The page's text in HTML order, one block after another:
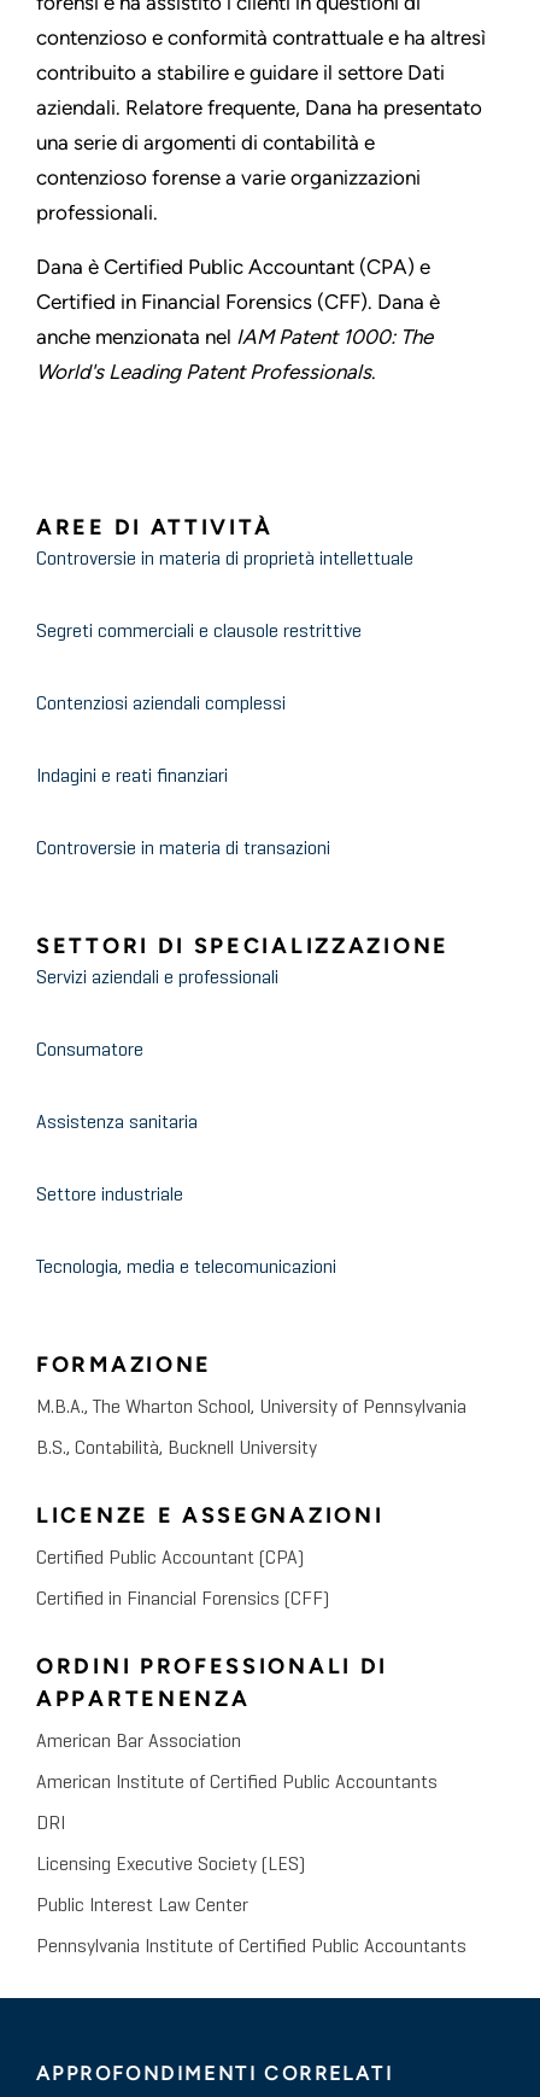
contenzioso e conformità contrattuale e ha altresì
contribuito a stabilire e guidare il settore Dati
aziendali. Relatore frequente, Dana ha presentato
una serie di argomenti di contabilità e
contenzioso forense a varie organizzazioni
professionali.
Dana è Certified Public Accountant (CPA) e
Certified in Financial Forensics (CFF). Dana è
anche menzionata nel IAM Patent 1000: The
World's Leading Patent Professionals.
AREE DI ATTIVITÀ
Controversie in materia di proprietà intellettuale
Segreti commerciali e clausole restrittive
Contenziosi aziendali complessi
Indagini e reati finanziari
Controversie in materia di transazioni
SETTORI DI SPECIALIZZAZIONE
Servizi aziendali e professionali
Consumatore
Assistenza sanitaria
Settore industriale
Tecnologia, media e telecomunicazioni
FORMAZIONE
M.B.A., The Wharton School, University of Pennsylvania
B.S., Contabilità, Bucknell University
LICENZE E ASSEGNAZIONI
Certified Public Accountant (CPA)
Certified in Financial Forensics (CFF)
ORDINI PROFESSIONALI DI
APPARTENENZA
American Bar Association
American Institute of Certified Public Accountants
DRI
Licensing Executive Society (LES)
Public Interest Law Center
Pennsylvania Institute of Certified Public Accountants
APPROFONDIMENTI CORRELATI